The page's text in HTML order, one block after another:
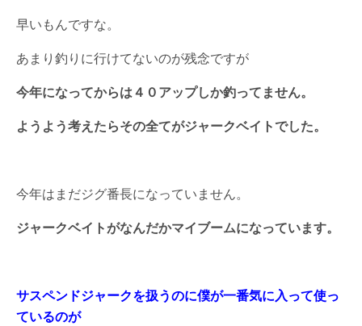
早いもんですな。
あまり釣りに行けてないのが残念ですが
今年になってからは４０アップしか釣ってません。
ようよう考えたらその全てがジャークベイトでした。
今年はまだジグ番長になっていません。
ジャークベイトがなんだかマイブームになっています。
サスペンドジャークを扱うのに僕が一番気に入って使っ
ているのが